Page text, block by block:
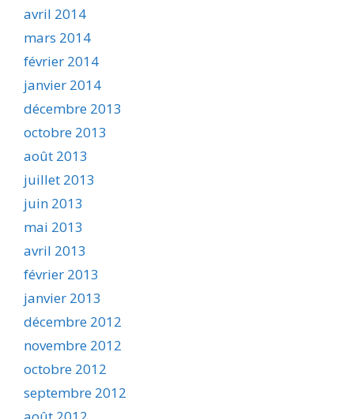
avril 2014
mars 2014
février 2014
janvier 2014
décembre 2013
octobre 2013
août 2013
juillet 2013
juin 2013
mai 2013
avril 2013
février 2013
janvier 2013
décembre 2012
novembre 2012
octobre 2012
septembre 2012